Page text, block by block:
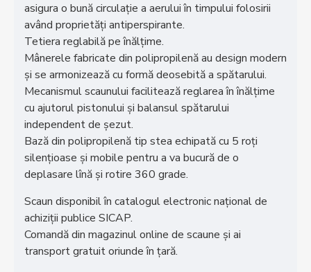
asigura o bună circulație a aerului în timpului folosirii
având proprietăți antiperspirante.
Tetiera reglabilă pe înălțime.
Mânerele fabricate din polipropilenă au design modern
și se armonizează cu formă deosebită a spătarului.
Mecanismul scaunului facilitează reglarea în înălțime
cu ajutorul pistonului și balansul spătarului
independent de șezut.
Bază din polipropilenă tip stea echipată cu 5 roți
silențioase și mobile pentru a va bucură de o
deplasare lînă și rotire 360 grade.
Scaun disponibil în catalogul electronic național de
achiziții publice SICAP.
Comandă din magazinul online de scaune și ai
transport gratuit oriunde în țară.